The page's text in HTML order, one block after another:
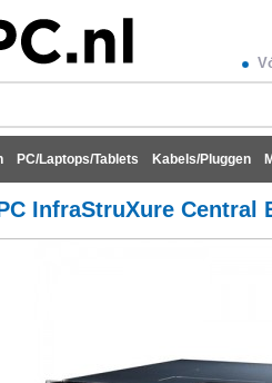
PC/Laptops/Tablets Kabels/Pluggen
InfraStruXure Central